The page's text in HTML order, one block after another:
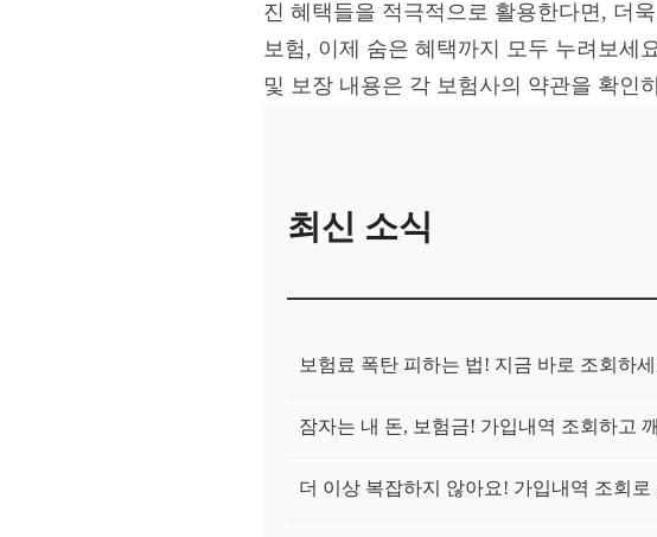
진 혜택들을 적극적으로 활용한다면, 더
보험, 이제 숨은 혜택까지 모두 누려보세
및 보장 내용은 각 보험사의 약관을 확인
최신 소식
보험료 폭탄 피하는 법! 지금 바로 조회하
잠자는 내 돈, 보험금! 가입내역 조회하고
더 이상 복잡하지 않아요! 가입내역 조회로